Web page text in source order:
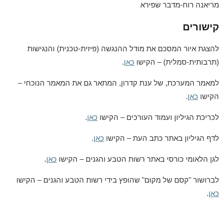
מריאנה רוח-מדבר שפירא
קישורים
להצגת איור המסכם את מודל ההנגשה (פיזית-טכנית) והנגישות
(תרבותית-סמלית) – הקישו כאן.
למאמר המערכת, של ענת קדרון, המתאר גם את המאמר הנוכחי –
הקישו כאן.
לכריכת הגיליון ועמוד העורכים – הקישו כאן.
לדף הגיליון באתר כתב העת – הקישו כאן.
לגן הלאומי כורסי באתר רשות הטבע והגנים – הקישו כאן.
לברושור "קסם של מקום" שהופץ בידי רשות הטבע והגנים – הקישו
כאן.